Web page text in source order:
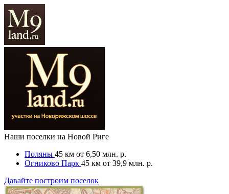
Наши поселки на Новой Риге
Поляны 45 км от 6,50 млн. р.
Огниково Парк 45 км от 39,9 млн. р.
Давайте построим поселок